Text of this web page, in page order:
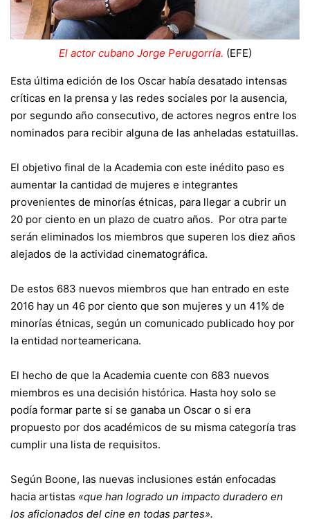
El actor cubano Jorge Perugorría. (EFE)
Esta última edición de los Oscar había desatado intensas
críticas en la prensa y las redes sociales por la ausencia,
por segundo año consecutivo, de actores negros entre los
nominados para recibir alguna de las anheladas estatuillas.
El objetivo final de la Academia con este inédito paso es
aumentar la cantidad de mujeres e integrantes
provenientes de minorías étnicas, para llegar a cubrir un
20 por ciento en un plazo de cuatro años. Por otra parte
serán eliminados los miembros que superen los diez años
alejados de la actividad cinematográfica.
De estos 683 nuevos miembros que han entrado en este
2016 hay un 46 por ciento que son mujeres y un 41% de
minorías étnicas, según un comunicado publicado hoy por
la entidad norteamericana.
El hecho de que la Academia cuente con 683 nuevos
miembros es una decisión histórica. Hasta hoy solo se
podía formar parte si se ganaba un Oscar o si era
propuesto por dos académicos de su misma categoría tras
cumplir una lista de requisitos.
Según Boone, las nuevas inclusiones están enfocadas
hacia artistas «que han logrado un impacto duradero en
los aficionados del cine en todas partes».